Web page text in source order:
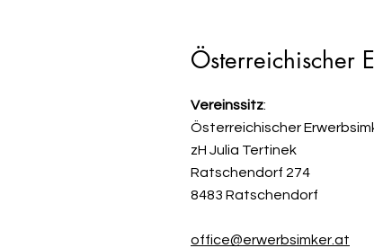
Österreichischer
Vereinssitz:
Österreichischer
zH Julia Tertinek
Ratschendorf 274
8483 Ratschendorf
office@erwerbsimker.at